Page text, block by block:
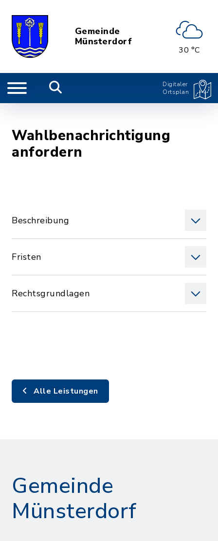
Gemeinde
Münsterdorf
30 °C
Digitaler
Ortsplan
Wahlbenachrichtigung
anfordern
Beschreibung
Fristen
Rechtsgrundlagen
Alle Leistungen
Gemeinde
Münsterdorf